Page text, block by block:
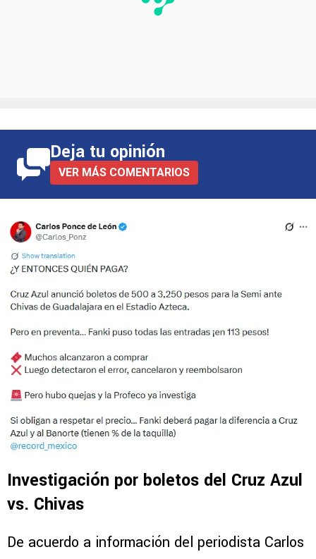
Deja tu opinión
VER MÁS COMENTARIOS
Investigación por boletos del Cruz Azul
vs. Chivas
De acuerdo a información del periodista Carlos